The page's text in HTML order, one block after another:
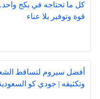
كل ما تحتاجه في بكج
قوة وتوفير بلا عناء
أفضل سيروم لتساقط
وتكثيفه | جودي كو